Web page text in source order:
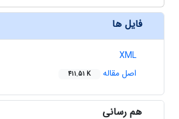
فایل ها
XML
اصل مقاله
411.51 K
هم رسانی